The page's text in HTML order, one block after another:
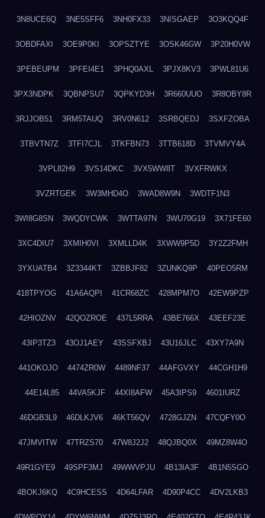
3N8UCE6Q 3NE5SFF6 3NH0FX33 3NISGAEP 3O3KQQ4F
3OBDFAXI 3OE9P0KI 3OPSZTYE 3OSK46GW 3P20H0VW
3PEBEUPM 3PFEI4E1 3PHQ0AXL 3PJX8KV3 3PWL81U6
3PX3NDPK 3QBNPSU7 3QPKYD3H 3R660UUO 3R8OBY8R
3RJJOB51 3RM5TAUQ 3RV0N612 3SRBQEDJ 3SXFZOBA
3TBVTN7Z 3TFI7CJL 3TKFBN73 3TTB618D 3TVMVY4A
3VPL82H9 3VS14DKC 3VX5WW8T 3VXFRWKX
3VZRTGEK 3W3MHD4O 3WAD8W9N 3WDTF1N3
3WI8G8SN 3WQDYCWK 3WTTA97N 3WU70G19 3X71FE60
3XC4DIU7 3XMIH0VI 3XMLLD4K 3XWW9P5D 3Y2Z2FMH
3YXUATB4 3Z3344KT 3ZBBJF82 3ZUNKQ9P 40PEO5RM
418TPYOG 41A6AQPI 41CR68ZC 428MPM7O 42EW9PZP
42HIOZNV 42QOZROE 437L5RRA 43BE766X 43EEF23E
43IP3TZ3 43OJ1AEY 43SSFXBJ 43U16JLC 43XY7A9N
441OKOJO 4474ZR0W 4489NF37 44AFGVXY 44CGH1H9
44E14L85 44VA5KJF 44XI8AFW 45A3IPS9 4601IURZ
46DGB3L9 46DLKJV6 46KT56QV 4728GJZN 47CQFY0O
47JMVITW 47TRZS70 47W8J2J2 48QJBQ0X 49MZ8W4O
49R1GYE9 49SPF3MJ 49WWVPJU 4B13IA3F 4B1N5SGO
4BOKJ6KQ 4C9HCESS 4D64LFAR 4D90P4CC 4DV2LKB3